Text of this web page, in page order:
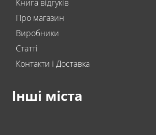
Книга відгуків
Про магазин
Виробники
Статті
Контакти і Доставка
Інші міста